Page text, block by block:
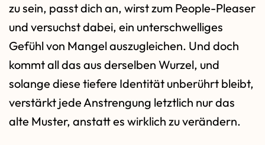
zu sein, passt dich an, wirst zum People-Pleaser
und versuchst dabei, ein unterschwelliges
Gefühl von Mangel auszugleichen. Und doch
kommt all das aus derselben Wurzel, und
solange diese tiefere Identität unberührt bleibt,
verstärkt jede Anstrengung letztlich nur das
alte Muster, anstatt es wirklich zu verändern.